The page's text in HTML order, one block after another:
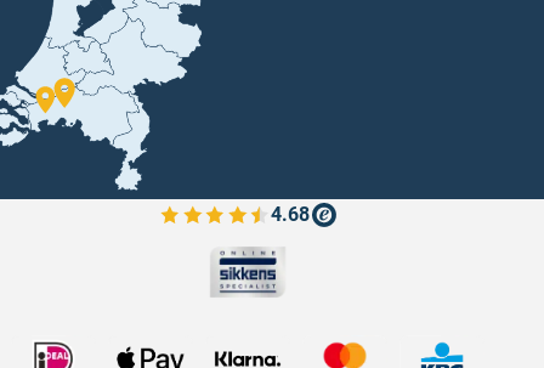
4.68
Bekijk de verfplaza beoordelingen